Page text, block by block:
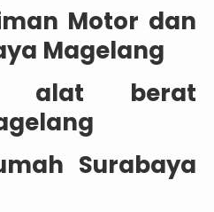
Motor dan
Magelang
alat berat
Surabaya